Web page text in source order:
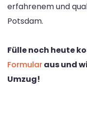
erfahrenem und
Potsdam.
Fülle noch heute
Formularaus und
Umzug!